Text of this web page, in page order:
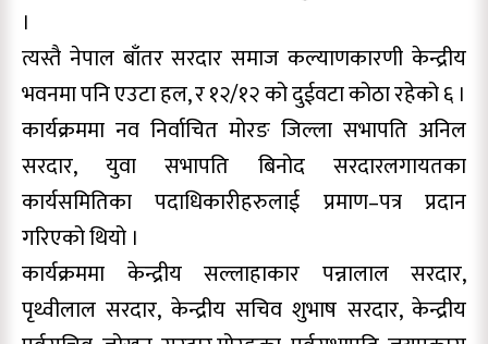
।
त्यस्तै नेपाल बाँतर सरदार समाज कल्याणकारणी केन्द्रीय
भवनमा पनि एउटा हल, र १२/१२ को दुईवटा कोठा रहेको ६ ।
कार्यक्रममा नव निर्वाचित मोरङ जिल्ला सभापति अनिल
सरदार, युवा सभापति बिनोद सरदारलगायतका
कार्यसमितिका पदाधिकारीहरुलाई प्रमाण–पत्र प्रदान
गरिएको थियो ।
कार्यक्रममा केन्द्रीय सल्लाहाकार पन्नालाल सरदार,
पृथ्वीलाल सरदार, केन्द्रीय सचिव शुभाष सरदार, केन्द्रीय